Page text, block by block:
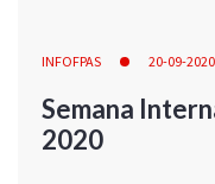
INFOFPAS 20-09-2020
Semana
2020